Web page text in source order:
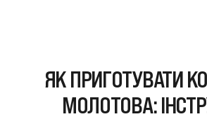
ЯК ПРИГОТУВАТИ
МОЛОТОВА: